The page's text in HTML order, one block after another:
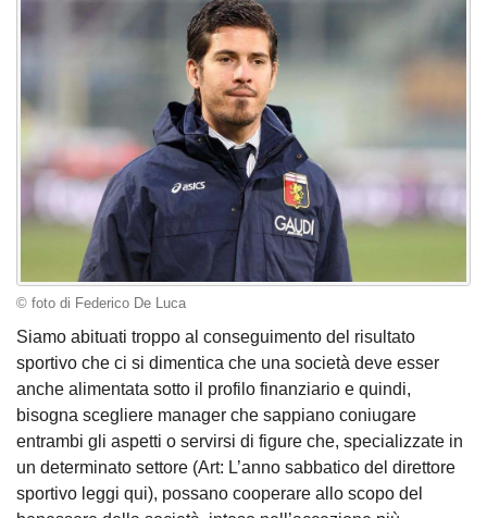
© foto di Federico De Luca
Siamo abituati troppo al conseguimento del risultato
sportivo che ci si dimentica che una società deve esser
anche alimentata sotto il profilo finanziario e quindi,
bisogna scegliere manager che sappiano coniugare
entrambi gli aspetti o servirsi di figure che, specializzate in
un determinato settore (Art: L’anno sabbatico del direttore
sportivo leggi qui), possano cooperare allo scopo del